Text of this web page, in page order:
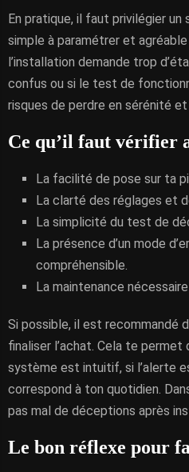
En pratique, il faut privilégier un
simple à paramétrer et
l’installation demande trop
confus ou si le test de
risques de perdre en sérénité
Ce qu’il faut vérifier
La facilité de pose sur ta
La clarté des réglages et
La simplicité du test de
La présence d’un mode
compréhensible.
La maintenance
Si possible, il est recommandé
finaliser l’achat. Cela te
système est intuitif, si l’alerte
correspond à ton quotidien.
pas mal de déceptions après
Le bon réflexe pour